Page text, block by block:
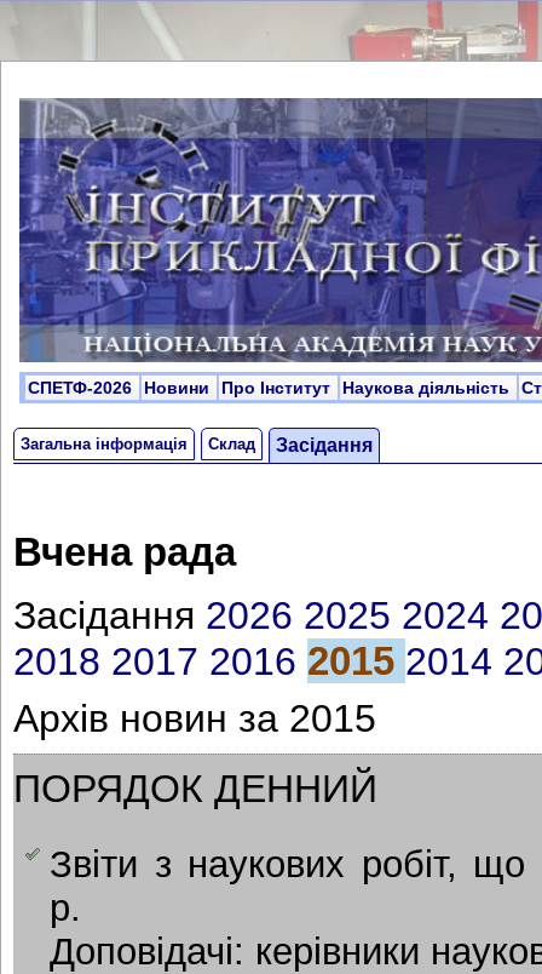
СПЕТФ-2026 Новини Про Інститут Наукова діяльність
Загальна інформація Склад Засідання
Вчена рада
Засідання 2026 2025 2024
2018 2017 2016 2015 2014
Архів новин за 2015
ПОРЯДОК ДЕННИЙ
Звіти з наукових робіт,
р.
Доповідачі: керівники